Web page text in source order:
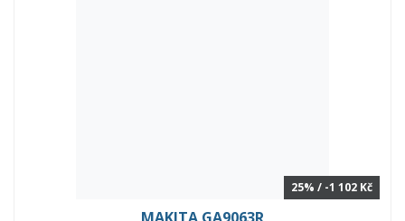
25% / -1 102 Kč